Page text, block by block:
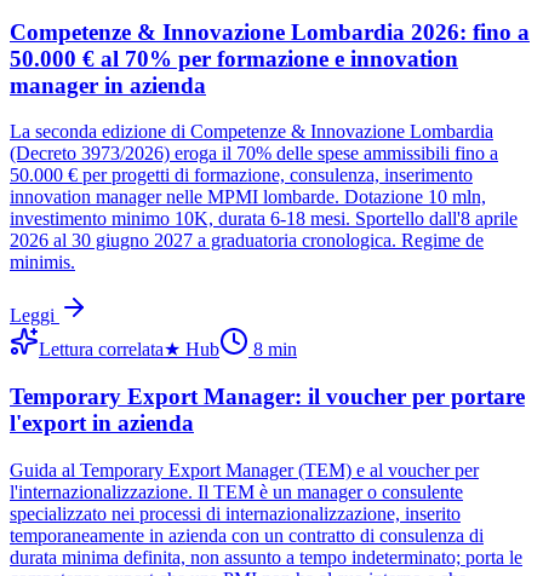
Competenze & Innovazione Lombardia 2026: fino a
50.000 € al 70% per formazione e innovation
manager in azienda
La seconda edizione di Competenze & Innovazione Lombardia
(Decreto 3973/2026) eroga il 70% delle spese ammissibili fino a
50.000 € per progetti di formazione, consulenza, inserimento
innovation manager nelle MPMI lombarde. Dotazione 10 mln,
investimento minimo 10K, durata 6-18 mesi. Sportello dall'8 aprile
2026 al 30 giugno 2027 a graduatoria cronologica. Regime de
minimis.
Leggi
Lettura correlata★ Hub 8 min
Temporary Export Manager: il voucher per portare
l'export in azienda
Guida al Temporary Export Manager (TEM) e al voucher per
l'internazionalizzazione. Il TEM è un manager o consulente
specializzato nei processi di internazionalizzazione, inserito
temporaneamente in azienda con un contratto di consulenza di
durata minima definita, non assunto a tempo indeterminato; porta le